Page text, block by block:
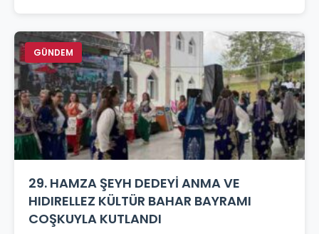
GÜNDEM
29. HAMZA ŞEYH DEDEYİ ANMA VE
HIDIRELLEZ KÜLTÜR BAHAR BAYRAMI
COŞKUYLA KUTLANDI